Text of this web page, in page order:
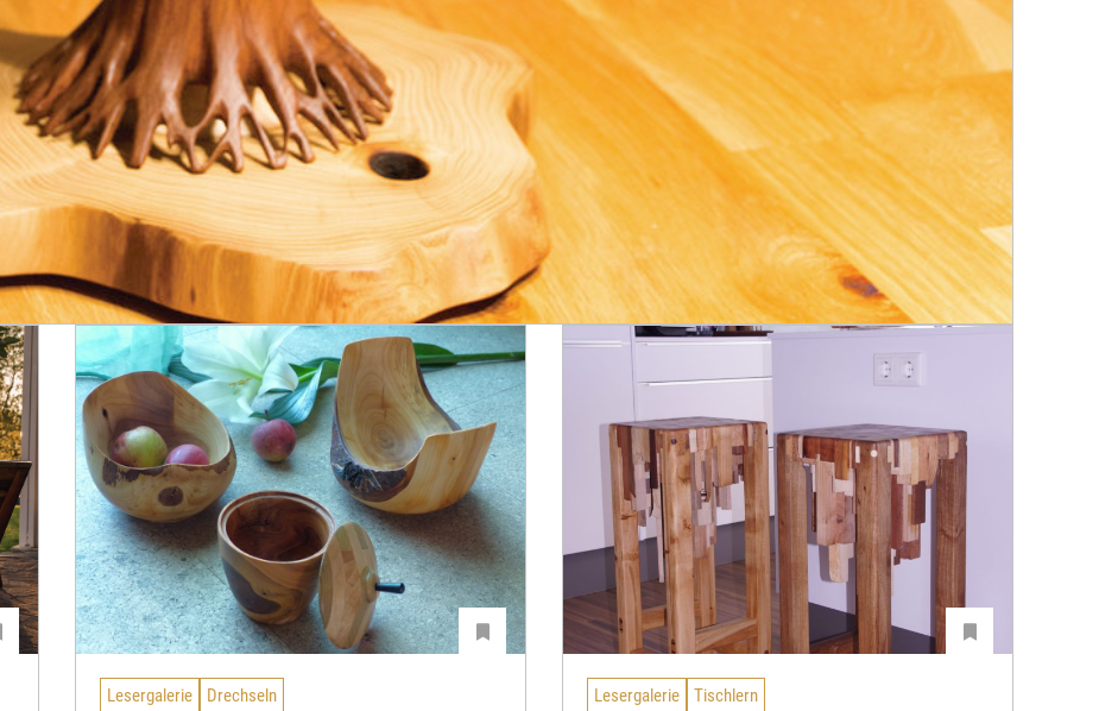
Lesergalerie Drechseln Lesergalerie Tischlern